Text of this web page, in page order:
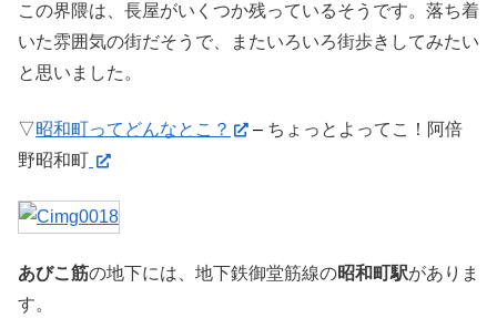
この界隈は、長屋がいくつか残っているそうです。落ち着
いた雰囲気の街だそうで、またいろいろ街歩きしてみたい
と思いました。
▽昭和町ってどんなとこ？ – ちょっとよってこ！阿倍
野昭和町
あびこ筋の地下には、地下鉄御堂筋線の昭和町駅がありま
す。